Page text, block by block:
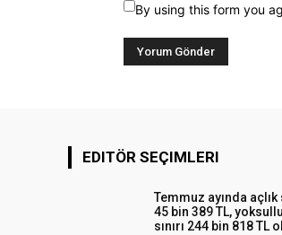
By using this form you
EDITÖR SEÇIMLERI
Temmuz ayında açlık
45 bin 389 TL,
sınırı 244 bin 818 TL